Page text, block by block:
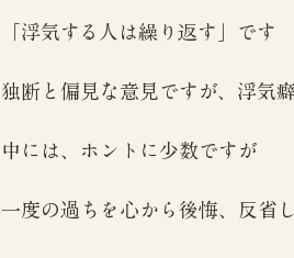
「浮気する人は繰り返す」です
独断と偏見な意見ですが、浮気
中には、ホントに少数ですが
一度の過ちを心から後悔、反省